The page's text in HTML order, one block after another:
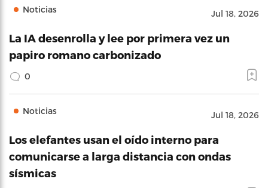
Noticias Jul 18, 2026
La IA desenrolla y lee por primera vez un
papiro romano carbonizado
0
Noticias Jul 18, 2026
Los elefantes usan el oído interno para
comunicarse a larga distancia con ondas
sísmicas